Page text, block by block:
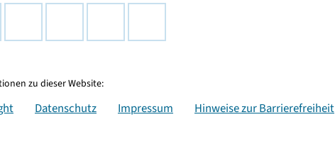
zu dieser Website:
Datenschutz Impressum Hinweise zur Barrierefreiheit